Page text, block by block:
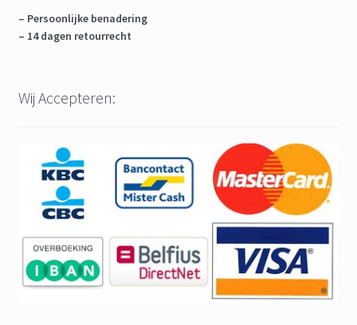
– Persoonlijke benadering
– 14 dagen retourrecht
Wij Accepteren: